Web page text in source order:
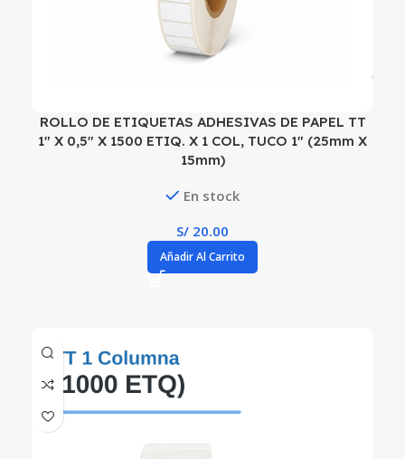
ROLLO DE ETIQUETAS ADHESIVAS DE PAPEL TT
1″ X 0,5″ X 1500 ETIQ. X 1 COL, TUCO 1″ (25mm X
15mm)
En stock
S/ 20.00
Añadir Al Carrito